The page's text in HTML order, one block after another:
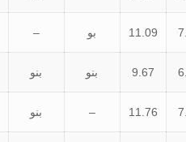
11.09 بو –
9.67 بنو بنو
11.76
– بنو